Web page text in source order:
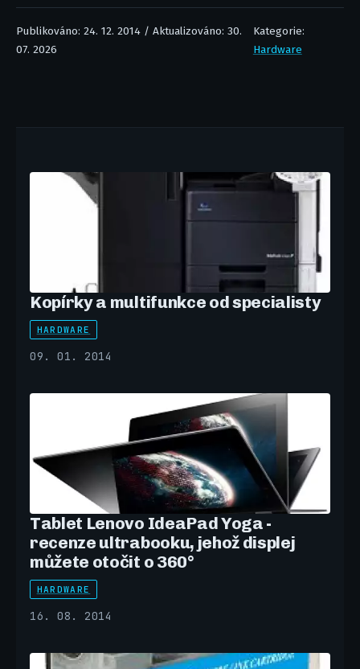
Publikováno: 24. 12. 2014 / Aktualizováno: 30.
07. 2026
Kategorie:
Hardware
Kopírky a multifunkce od specialisty
HARDWARE
09. 01. 2014
Tablet Lenovo IdeaPad Yoga -
recenze ultrabooku, jehož displej
můžete otočit o 360°
HARDWARE
16. 08. 2014